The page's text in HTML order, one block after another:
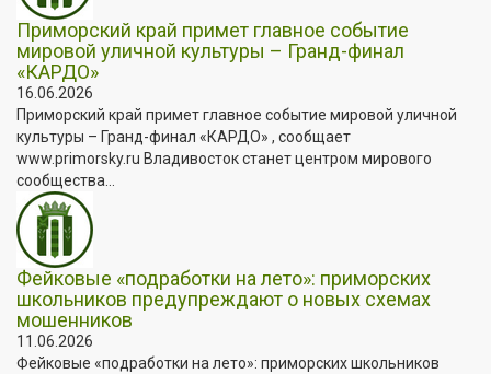
Приморский край примет главное событие
мировой уличной культуры – Гранд-финал
«КАРДО»
16.06.2026
Приморский край примет главное событие мировой уличной
культуры – Гранд-финал «КАРДО» , сообщает
www.primorsky.ru Владивосток станет центром мирового
сообщества...
Фейковые «подработки на лето»: приморских
школьников предупреждают о новых схемах
мошенников
11.06.2026
Фейковые «подработки на лето»: приморских школьников